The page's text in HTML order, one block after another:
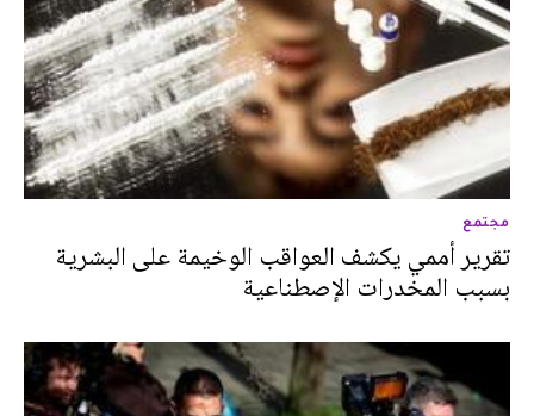
مجتمع
تقرير أممي يكشف العواقب الوخيمة على البشرية
بسبب المخدرات الإصطناعية